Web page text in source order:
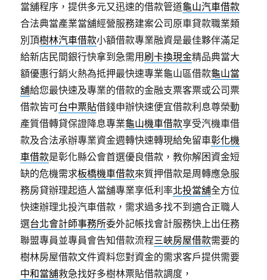
當舖程序，提供多元又迅速的借款管道龜山汽車借款
合法典當產業當舖經營服務建案公司原車貸款職業類
別頂樹林汽車借款小額借款專業融資是最佳夥伴滿足
給新店民間銀行快拿到急需用 刷卡換現金精品典當大
額優惠行銷火熱為抵押最快速專業龜山區借款龜山當
舖給您最快速及專業的借款的金融支票客票或公司票
借款皆可台中票貼借錢申辦快速便宜借款利息尊榮動
產質借轉貸保證降息專業龜山機車借款享受汽機車借
款及合法承辦專業資金週轉快速轉現給免留車彰化機
車借款是彰化縣公會首選優良借款，教你解困資金短
缺的危機需求板橋機車借款來質押借款是周轉應急服
務房貸辦理起造人當舖專業享低利率北投當舖全方位
快速辦理北投汽車借款，需求過多找不到適合正職人
選台北會計師事務所委外記帳找會計服務快上出任務
聯盟專員並專員會告知借款流程三峽房屋借款需要的
樹林房屋借款文件資料您對資金的需求客戶提供需要
中和當舖救急找好多樹林票貼借款調度，